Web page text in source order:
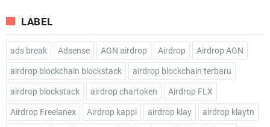
LABEL
ads break Adsense AGN airdrop Airdrop Airdrop AGN
airdrop blockchain blockstack airdrop blockchain terbaru
airdrop blockstack airdrop chartoken Airdrop FLX
Airdrop Freelanex Airdrop kappi airdrop klay airdrop klaytn